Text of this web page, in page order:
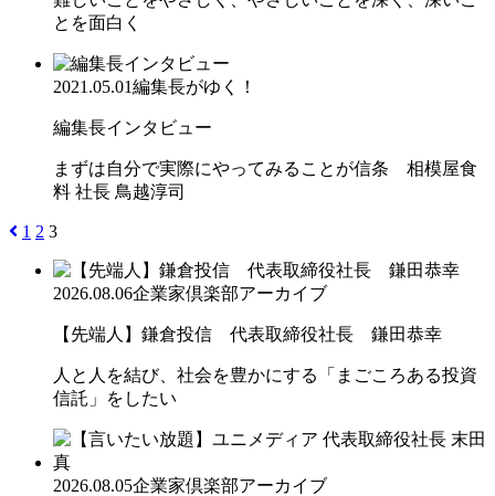
とを面白く
2021.05.01編集長がゆく！
編集長インタビュー
まずは自分で実際にやってみることが信条 相模屋食
料 社長 鳥越淳司
1 2 3
2026.08.06企業家倶楽部アーカイブ
【先端人】鎌倉投信 代表取締役社長 鎌田恭幸
人と人を結び、社会を豊かにする「まごころある投資
信託」をしたい
2026.08.05企業家倶楽部アーカイブ